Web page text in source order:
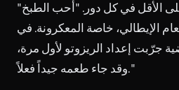
بـ2–3 جمل على الأقل في كل دور. "أحب الطبخ"
الإيطالي، خاصة المعكرونة. في
جرّبت إعداد الريزوتو لأول مرة،
وقد جاء طعمه جيداً فعلاً."